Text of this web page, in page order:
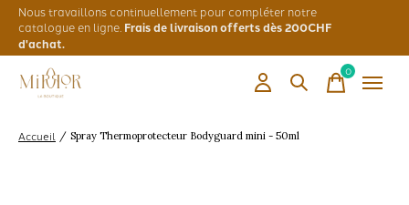
Nous travaillons continuellement pour compléter notre
catalogue en ligne. Frais de livraison offerts dès 200CHF
d'achat.
0items
Accueil / Spray Thermoprotecteur Bodyguard mini - 50ml